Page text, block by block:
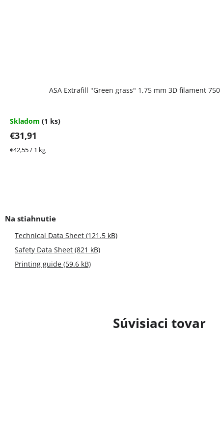
Súvisiaci tovar
ASA Extrafill "Green grass" 1,75 mm 3D filament
Skladom (1 ks)
€31,91
Jednotková
€42,55 / 1 kg
Technical Data Sheet (121.5 kB)
Safety Data Sheet (821 kB)
Printing guide (59.6 kB)